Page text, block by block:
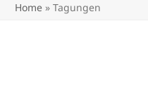
Home» Tagungen